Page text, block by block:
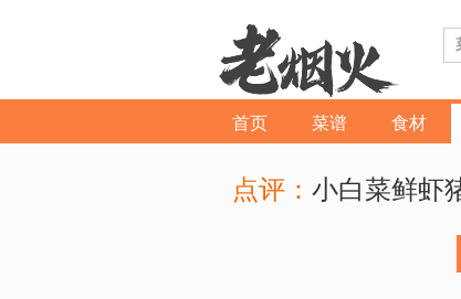
首页 菜谱 食材
点评： 小白菜鲜虾